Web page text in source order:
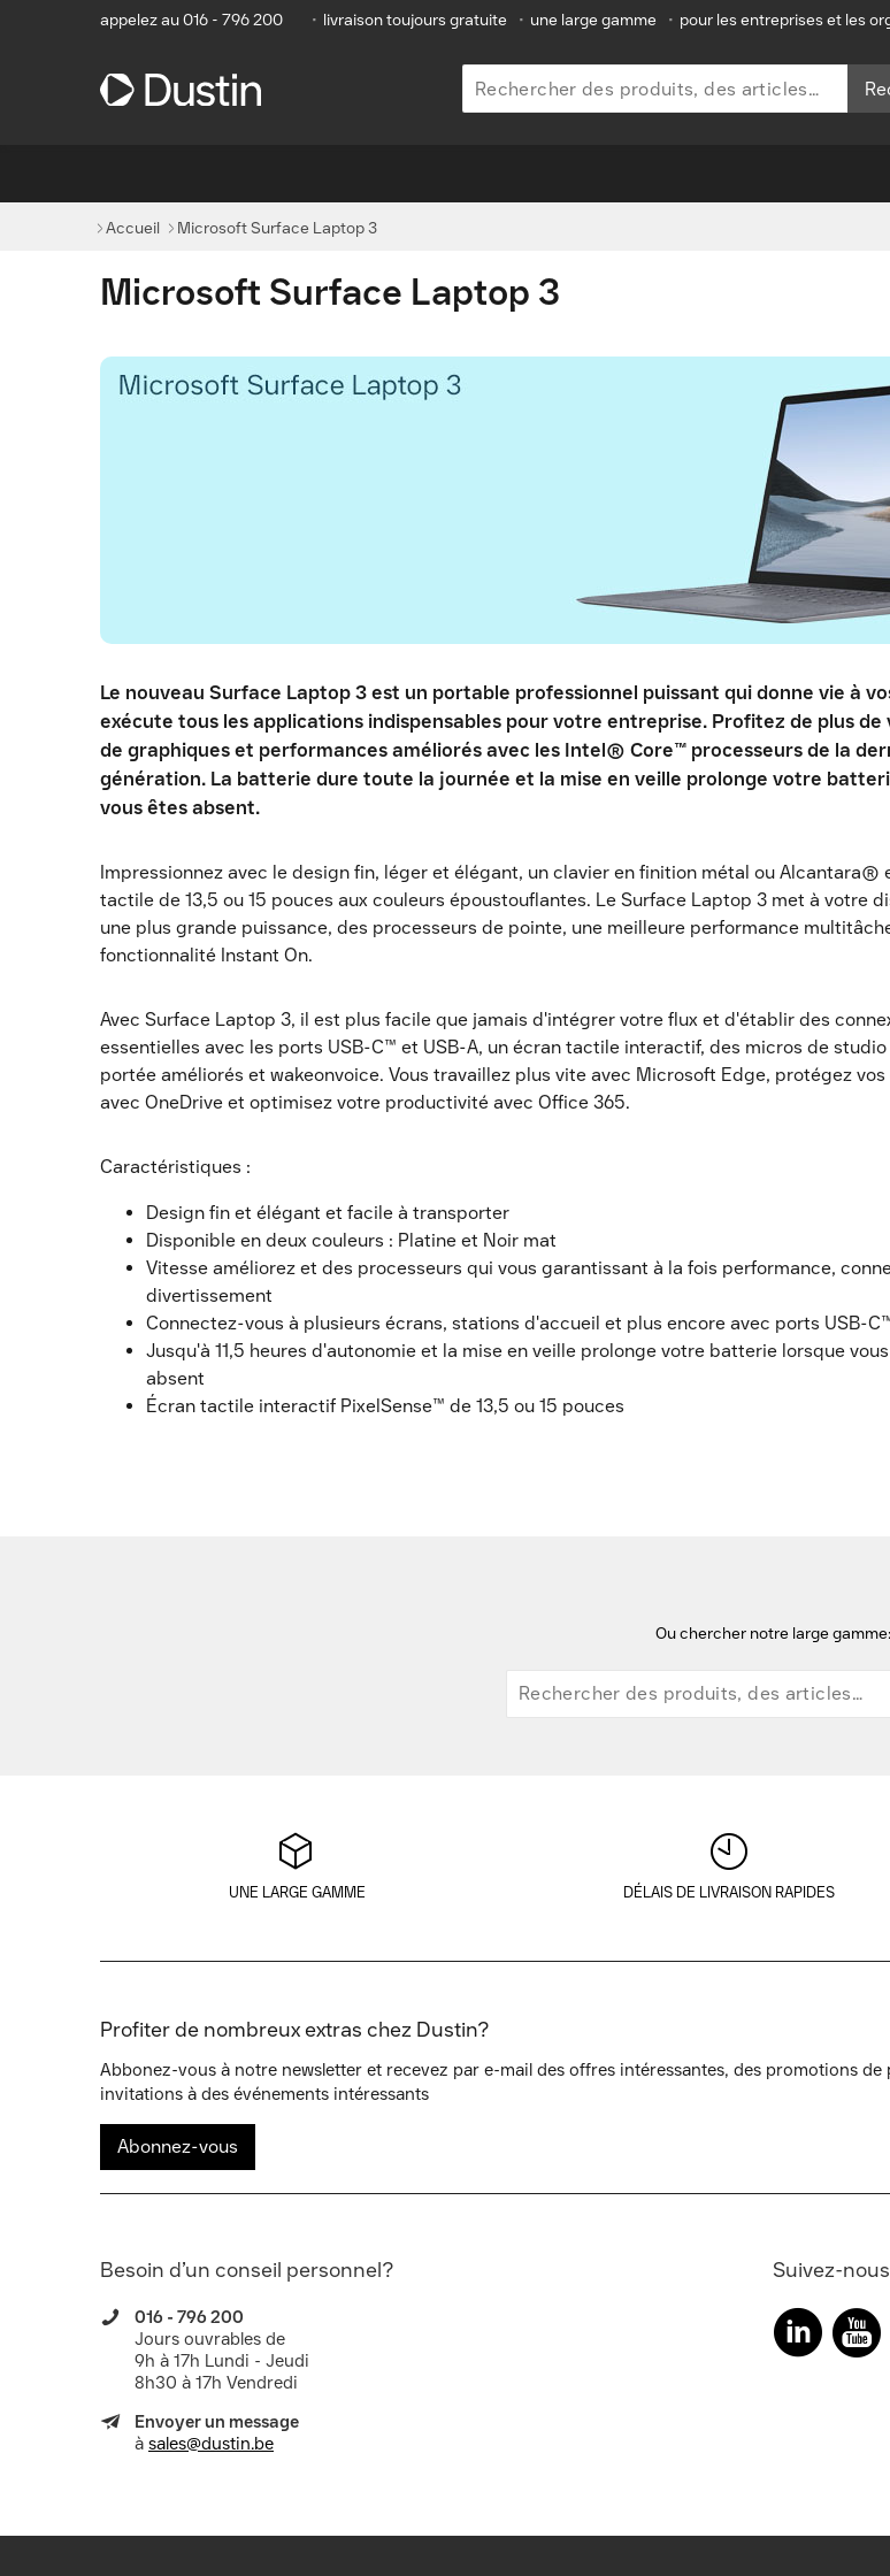
appelez au 016 - 796 200 • livraison toujours gratuite • une large gamme • pour les entreprises et les
Accueil Microsoft Surface Laptop 3
Microsoft Surface Laptop 3
Le nouveau Surface Laptop 3 est un portable professionnel puissant qui donne vie à
exécute tous les applications indispensables pour votre entreprise. Profitez de plus de
de graphiques et performances améliorés avec les Intel® Core™ processeurs de la
génération. La batterie dure toute la journée et la mise en veille prolonge votre
vous êtes absent.
Impressionnez avec le design fin, léger et élégant, un clavier en finition métal ou Alcantara®
tactile de 13,5 ou 15 pouces aux couleurs époustouflantes. Le Surface Laptop 3 met à votre
une plus grande puissance, des processeurs de pointe, une meilleure performance
fonctionnalité Instant On.
Avec Surface Laptop 3, il est plus facile que jamais d'intégrer votre flux et d'établir des
essentielles avec les ports USB-C™ et USB-A, un écran tactile interactif, des micros de
portée améliorés et wakeonvoice. Vous travaillez plus vite avec Microsoft Edge, protégez vos
avec OneDrive et optimisez votre productivité avec Office 365.
Caractéristiques :
Design fin et élégant et facile à transporter
Disponible en deux couleurs : Platine et Noir mat
Vitesse améliorez et des processeurs qui vous garantissant à la fois performance,
divertissement
Connectez-vous à plusieurs écrans, stations d'accueil et plus encore avec ports USB-
Jusqu'à 11,5 heures d'autonomie et la mise en veille prolonge votre batterie lorsque
absent
Écran tactile interactif PixelSense™ de 13,5 ou 15 pouces
Ou chercher notre large gamme:
UNE LARGE GAMME DÉLAIS DE LIVRAISON RAPIDES
Profiter de nombreux extras chez Dustin?
Abbonez-vous à notre newsletter et recevez par e-mail des offres intéressantes, des promotions
invitations à des événements intéressants
Abonnez-vous
Besoin d’un conseil personnel?
016 - 796 200
Jours ouvrables de
9h à 17h Lundi - Jeudi
8h30 à 17h Vendredi
Envoyer un message
à sales@dustin.be
Suivez-nous